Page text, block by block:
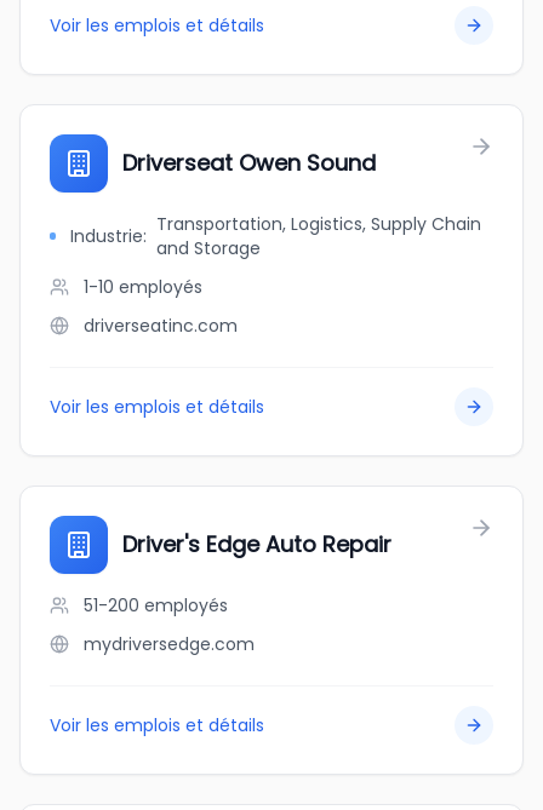
Voir les emplois et détails
Driverseat Owen Sound
Industrie: Transportation, Logistics, Supply Chain
and Storage
1-10 employés
driverseatinc.com
Voir les emplois et détails
Driver's Edge Auto Repair
51-200 employés
mydriversedge.com
Voir les emplois et détails